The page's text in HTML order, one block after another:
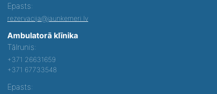
Epasts:
rezervacija@jaunkemeri.lv
Ambulatorā klīnika
Tālrunis:
+371 26631659
+371 67733548
Epasts: